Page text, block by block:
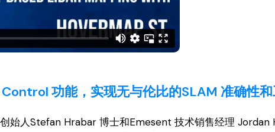
功能，实现无与伦比的SLAM 准确性
始人Stefan Hrabar 博士和Emesent 技术销售经理